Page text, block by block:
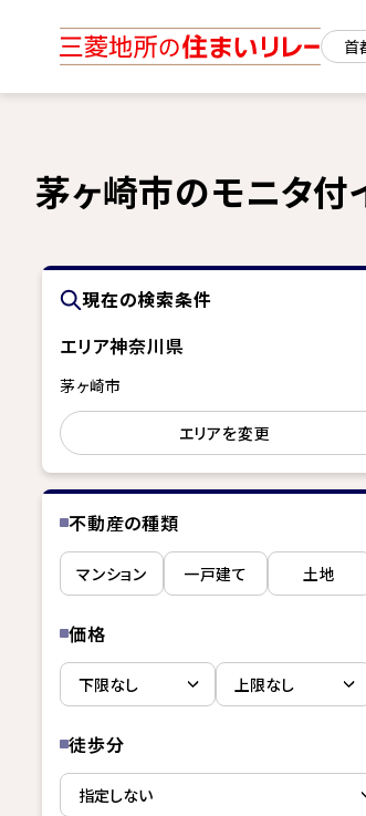
茅ヶ崎市のモニタ付
現在の検索条件
エリア神奈川県
茅ヶ崎市
エリアを変更
不動産の種類
マンション 一戸建て 土地
価格
徒歩分